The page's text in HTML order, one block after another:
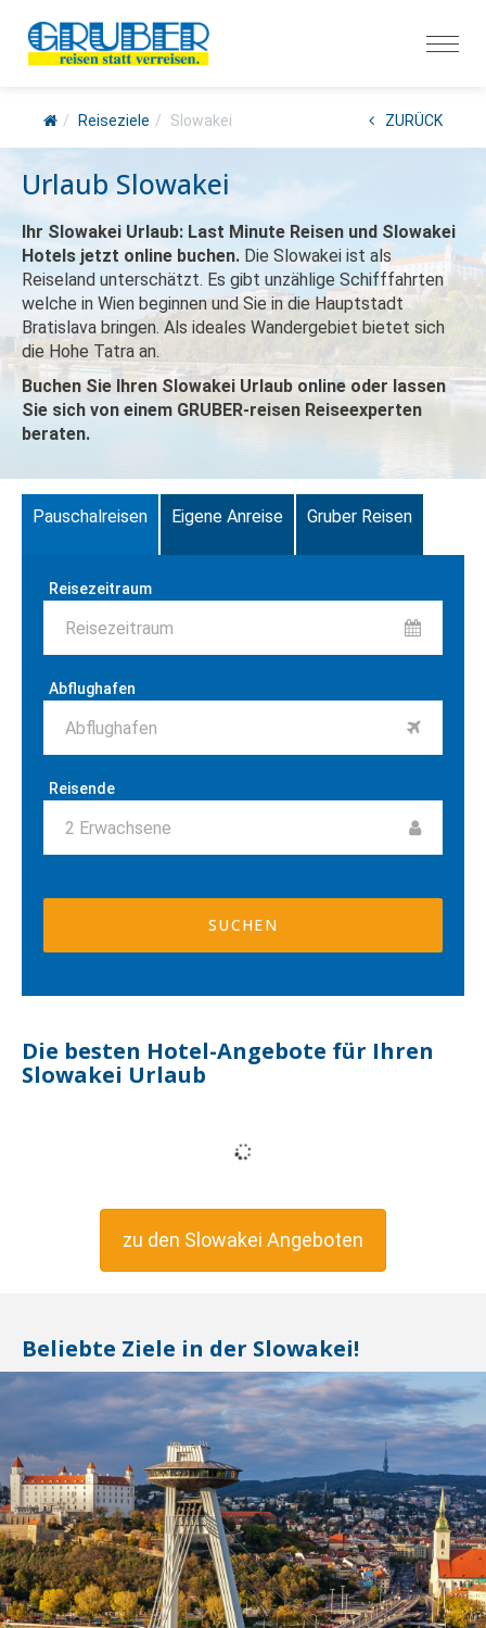
Reiseziele Slowakei ZURÜCK
Urlaub Slowakei
Ihr Slowakei Urlaub: Last Minute Reisen und Slowakei
Hotels jetzt online buchen. Die Slowakei ist als
Reiseland unterschätzt. Es gibt unzählige Schifffahrten
welche in Wien beginnen und Sie in die Hauptstadt
Bratislava bringen. Als ideales Wandergebiet bietet sich
die Hohe Tatra an.
Buchen Sie Ihren Slowakei Urlaub online oder lassen
Sie sich von einem GRUBER-reisen Reiseexperten
beraten.
Pauschalreisen Eigene Anreise Gruber Reisen
Reisezeitraum
Reisezeitraum
Abflughafen
Abflughafen
Reisende
2 Erwachsene
Die besten Hotel-Angebote für Ihren
Slowakei Urlaub
zu den Slowakei Angeboten
Beliebte Ziele in der Slowakei!